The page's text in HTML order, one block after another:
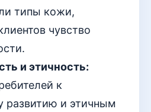
типы кожи,
чувство
и этичность:
к
развитию и этичным